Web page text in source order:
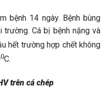
bệnh 14 ngày. Bệnh bùng
Cá bị bệnh nặng và
hết trường hợp chết không
0C.
trên cá chép